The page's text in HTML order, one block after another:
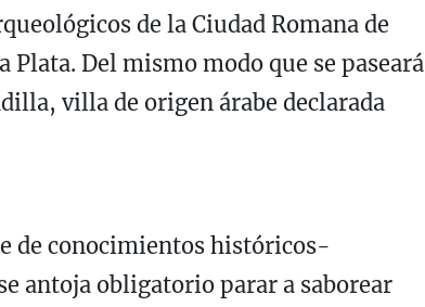
de la Ciudad Romana de
Plata. Del mismo modo que se paseará
villa de origen árabe declarada
de conocimientos históricos-
antoja obligatorio parar a saborear